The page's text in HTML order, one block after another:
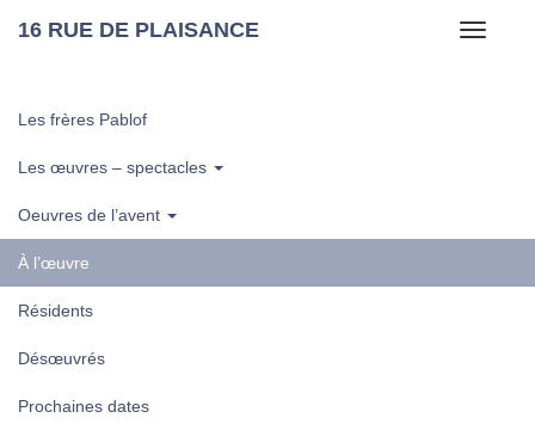
Toggle
16 RUE DE PLAISANCE
Les frères Pablof
Les œuvres – spectacles
Oeuvres de l’avent
À l’œuvre
Résidents
Désœuvrés
Prochaines dates